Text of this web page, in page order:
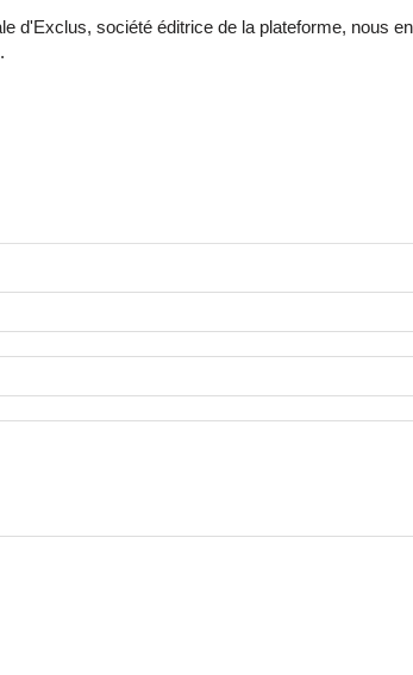
d'Exclus, société éditrice de la plateforme, nous